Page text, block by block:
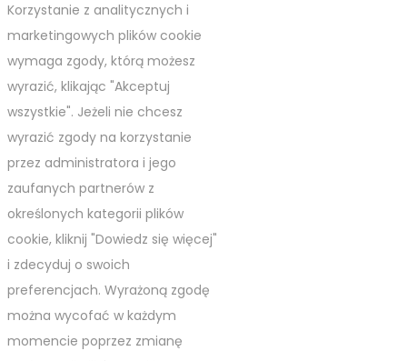
Korzystanie z analitycznych i
marketingowych plików cookie
wymaga zgody, którą możesz
wyrazić, klikając "Akceptuj
wszystkie". Jeżeli nie chcesz
wyrazić zgody na korzystanie
przez administratora i jego
zaufanych partnerów z
określonych kategorii plików
cookie, kliknij "Dowiedz się więcej"
i zdecyduj o swoich
preferencjach. Wyrażoną zgodę
można wycofać w każdym
momencie poprzez zmianę